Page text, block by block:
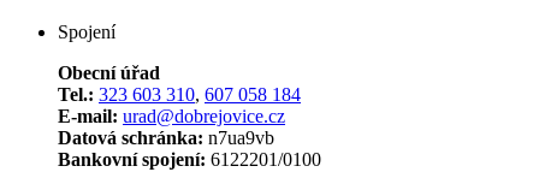
Spojení
Obecní úřad
Tel.: 323 603 310, 607 058 184
E-mail: urad@dobrejovice.cz
Datová schránka: n7ua9vb
Bankovní spojení: 6122201/0100